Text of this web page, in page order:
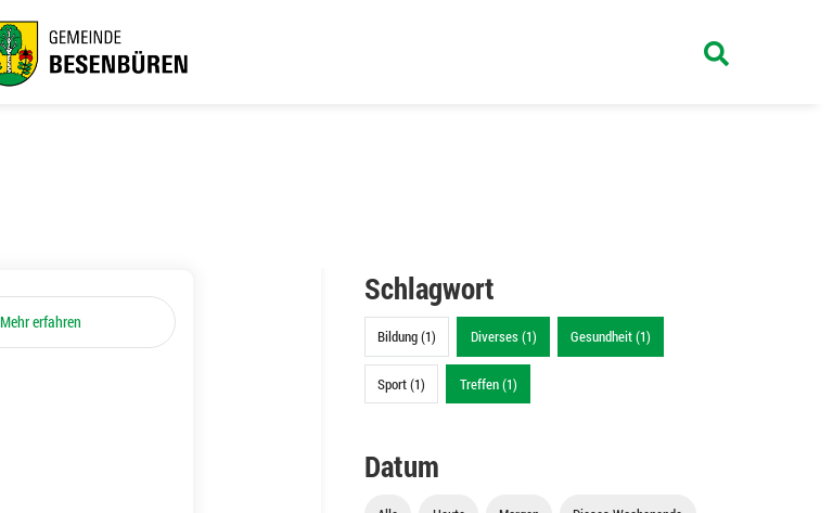
Mehr erfahren
Schlagwort
Bildung (1) Diverses (1) Gesundheit (1)
Sport (1) Treffen (1)
Datum